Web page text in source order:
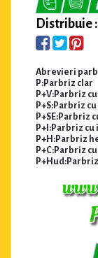
Distribuie :
Abrevieri
P:Parbriz clar
P+V:Parbriz
P+S:Parbriz
P+SE:Parbriz
P+I:Parbriz
P+H:Parbriz
P+C:Parbriz